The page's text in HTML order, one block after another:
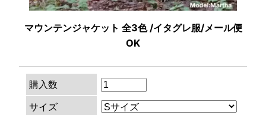
マウンテンジャケット 全3色 /イタグレ服/メール便
OK
購入数
サイズ